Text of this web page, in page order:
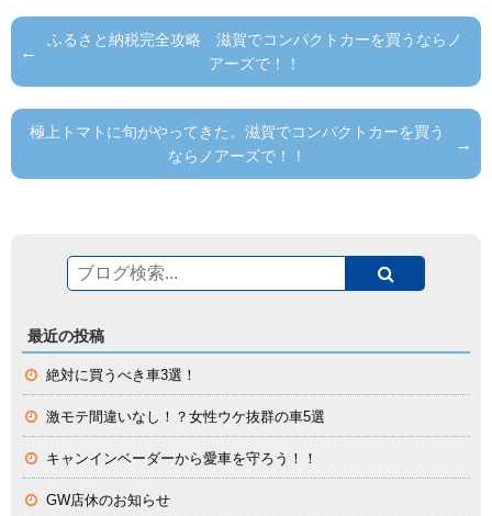
ふるさと納税完全攻略 滋賀でコンパクトカーを買うならノ
アーズで！！
極上トマトに旬がやってきた。滋賀でコンパクトカーを買う
ならノアーズで！！
最近の投稿
絶対に買うべき車3選！
激モテ間違いなし！？女性ウケ抜群の車5選
キャンインベーダーから愛車を守ろう！！
GW店休のお知らせ